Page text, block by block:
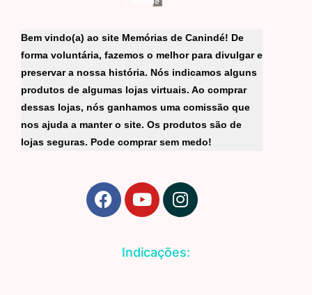
Bem vindo(a) ao site Memórias de Canindé! De
forma voluntária, fazemos o melhor para divulgar e
preservar a nossa história. Nós indicamos alguns
produtos de algumas lojas virtuais. Ao comprar
dessas lojas, nós ganhamos uma comissão que
nos ajuda a manter o site. Os produtos são de
lojas seguras. Pode comprar sem medo!
F
a
Y
o
t
u
I
n
a
Indicações: